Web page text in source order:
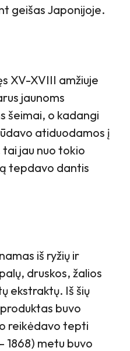
geišas Japonijoje.
XV-XVIII amžiuje
jaunoms
šeimai, o kadangi
atiduodamos į
jau nuo tokio
tepdavo dantis
iš ryžių ir
druskos, žalios
ekstraktų. Iš šių
buvo
reikėdavo tepti
1868) metu buvo